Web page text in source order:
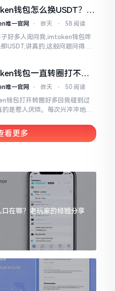
物品钱包怎么换USDT？这
法你得知道
唯一官网 ⋅ 昨天 ⋅ 58 阅读
好多人询问我,imtoken钱包咋
USDT,讲真的,这般问题问得很
钱包一直转圈打不开
法分享
唯一官网 ⋅ 昨天 ⋅ 50 阅读
钱包打开转圈好多回我碰到过
的是惹人厌烦。每次兴冲冲地开
远没有尽头一样。针对这种情形,
不尽相同
看更多
在哪？老玩家的经验分享